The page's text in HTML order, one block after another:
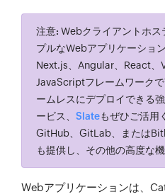
注意: Webクライアントホス
プルなWebアプリケーショ
Next.js、Angular、React、
JavaScriptフレームワーク
ームレスにデプロイできる
ービス、 Slateもぜひご活用
GitHub、GitLab、または
も提供し、その他の高度な
Webアプリケーションは、